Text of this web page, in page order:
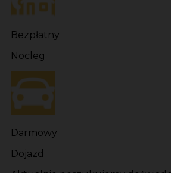
Bezpłatny
Nocleg
Darmowy
Dojazd